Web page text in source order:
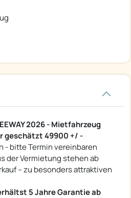
2026 - Mietfahrzeug
geschätzt 49900 +/ -
- bitte Termin vereinbaren
der Vermietung stehen ab
– zu besonders attraktiven
5 Jahre Garantie ab